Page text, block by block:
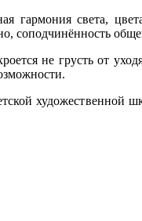
гармония света,
соподчинённость
не грусть от
художественной